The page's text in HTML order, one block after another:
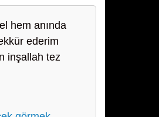
hem anında
ederim
inşallah tez